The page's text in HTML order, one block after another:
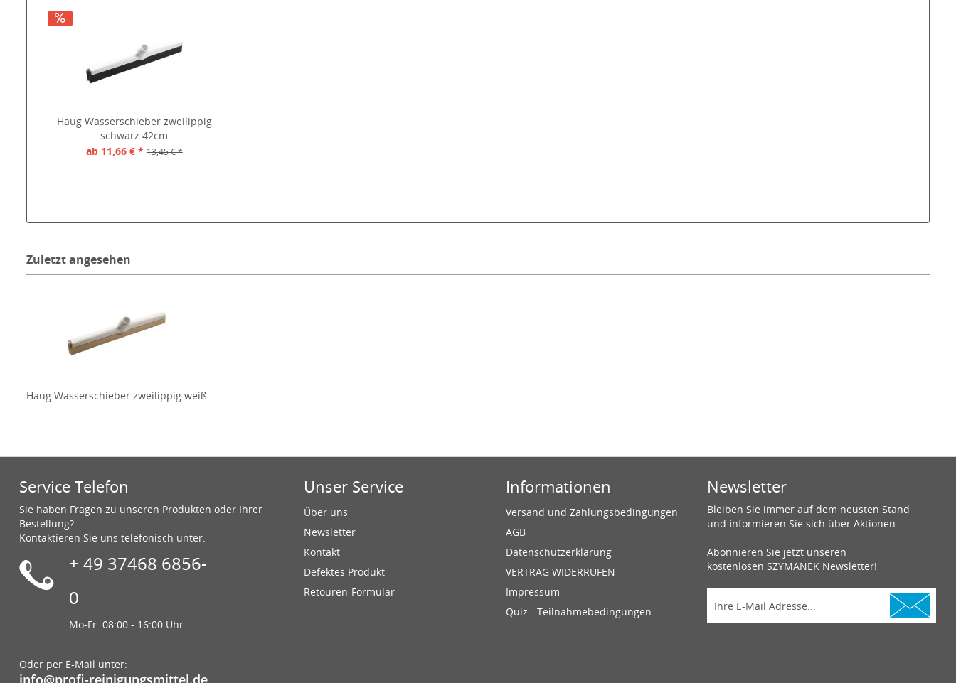
Haug Wasserschieber zweilippig
schwarz 42cm
ab 11,66 € * 13,45 € *
Zuletzt angesehen
Haug Wasserschieber zweilippig weiß
Service Telefon
Sie haben Fragen zu unseren Produkten oder Ihrer
Bestellung?
Kontaktieren Sie uns telefonisch unter:
+ 49 37468 6856-
0
Mo-Fr. 08:00 - 16:00 Uhr
Oder per E-Mail unter:
Unser Service
Über uns
Newsletter
Kontakt
Defektes Produkt
Retouren-Formular
Informationen
Versand und Zahlungsbedingungen
AGB
Datenschutzerklärung
VERTRAG WIDERRUFEN
Impressum
Quiz - Teilnahmebedingungen
Newsletter
Bleiben Sie immer auf dem neusten Stand
und informieren Sie sich über Aktionen.
Abonnieren Sie jetzt unseren
kostenlosen SZYMANEK Newsletter!